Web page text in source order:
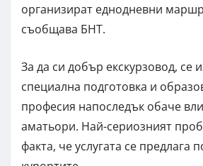
организират еднодневни
съобщава БНТ.
За да си добър екскурзовод, се
специална подготовка и
професия напоследък обаче
аматьори. Най-сериозният
факта, че услугата се предлага